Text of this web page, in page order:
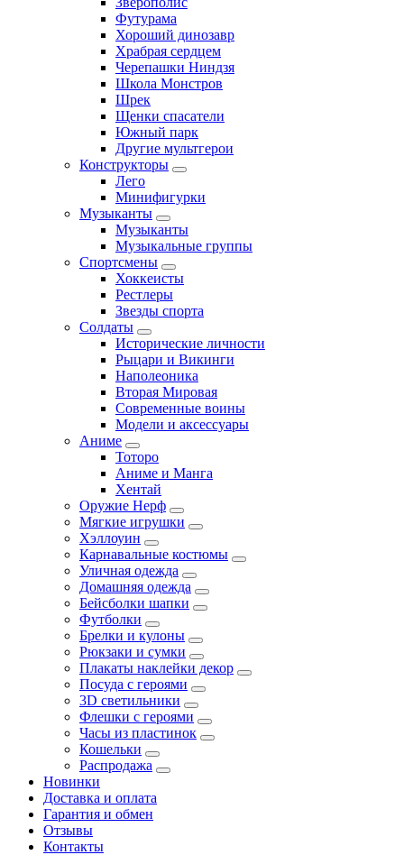
Футурама
Хороший динозавр
Храбрая сердцем
Черепашки Ниндзя
Школа Монстров
Шрек
Щенки спасатели
Южный парк
Другие мультгерои
Конструкторы
Лего
Минифигурки
Музыканты
Музыканты
Музыкальные группы
Спортсмены
Хоккеисты
Рестлеры
Звезды спорта
Солдаты
Исторические личности
Рыцари и Викинги
Наполеоника
Вторая Мировая
Современные воины
Модели и аксессуары
Аниме
Тоторо
Аниме и Манга
Хентай
Оружие Нерф
Мягкие игрушки
Хэллоуин
Карнавальные костюмы
Уличная одежда
Домашняя одежда
Бейсболки шапки
Футболки
Брелки и кулоны
Рюкзаки и сумки
Плакаты наклейки декор
Посуда с героями
3D светильники
Флешки с героями
Часы из пластинок
Кошельки
Распродажа
Новинки
Доставка и оплата
Гарантия и обмен
Отзывы
Контакты